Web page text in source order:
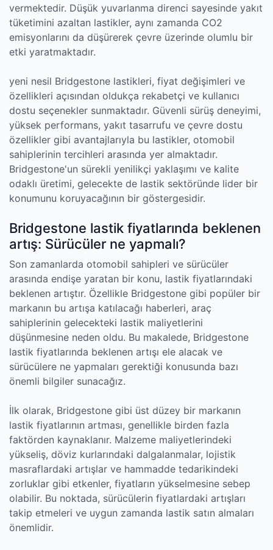
vermektedir. Düşük yuvarlanma direnci sayesinde yakıt
tüketimini azaltan lastikler, aynı zamanda CO2
emisyonlarını da düşürerek çevre üzerinde olumlu bir
etki yaratmaktadır.
yeni nesil Bridgestone lastikleri, fiyat değişimleri ve
özellikleri açısından oldukça rekabetçi ve kullanıcı
dostu seçenekler sunmaktadır. Güvenli sürüş deneyimi,
yüksek performans, yakıt tasarrufu ve çevre dostu
özellikler gibi avantajlarıyla bu lastikler, otomobil
sahiplerinin tercihleri arasında yer almaktadır.
Bridgestone'un sürekli yenilikçi yaklaşımı ve kalite
odaklı üretimi, gelecekte de lastik sektöründe lider bir
konumunu koruyacağının bir göstergesidir.
Bridgestone lastik fiyatlarında beklenen
artış: Sürücüler ne yapmalı?
Son zamanlarda otomobil sahipleri ve sürücüler
arasında endişe yaratan bir konu, lastik fiyatlarındaki
beklenen artıştır. Özellikle Bridgestone gibi popüler bir
markanın bu artışa katılacağı haberleri, araç
sahiplerinin gelecekteki lastik maliyetlerini
düşünmesine neden oldu. Bu makalede, Bridgestone
lastik fiyatlarında beklenen artışı ele alacak ve
sürücülere ne yapmaları gerektiği konusunda bazı
önemli bilgiler sunacağız.
İlk olarak, Bridgestone gibi üst düzey bir markanın
lastik fiyatlarının artması, genellikle birden fazla
faktörden kaynaklanır. Malzeme maliyetlerindeki
yükseliş, döviz kurlarındaki dalgalanmalar, lojistik
masraflardaki artışlar ve hammadde tedarikindeki
zorluklar gibi etkenler, fiyatların yükselmesine sebep
olabilir. Bu noktada, sürücülerin fiyatlardaki artışları
takip etmeleri ve uygun zamanda lastik satın almaları
önemlidir.